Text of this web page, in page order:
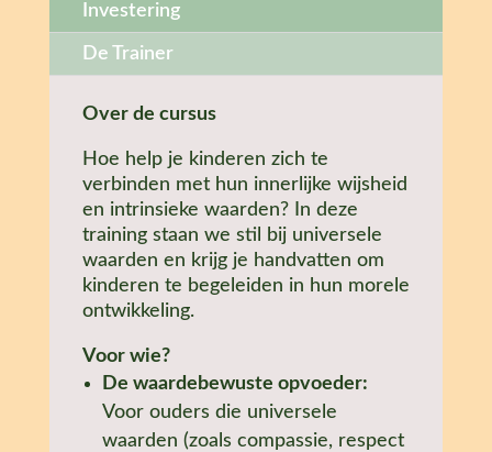
Investering
De Trainer
Over de cursus
Hoe help je kinderen zich te
verbinden met hun innerlijke wijsheid
en intrinsieke waarden? In deze
training staan we stil bij universele
waarden en krijg je handvatten om
kinderen te begeleiden in hun morele
ontwikkeling.
Voor wie?
De waardebewuste opvoeder:
Voor ouders die universele
waarden (zoals compassie, respect